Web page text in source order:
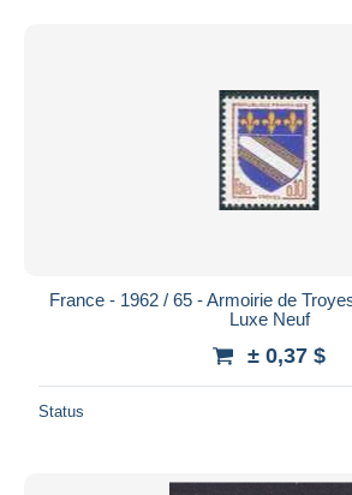
France - 1962 / 65 - Armoirie de
Luxe Neuf
± 0,37 $
Status